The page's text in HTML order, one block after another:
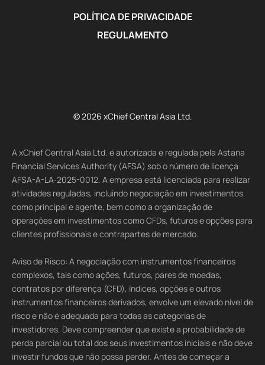
POLÍTICA DE PRIVACIDADE
REGULAMENTO
© 2026 xChief Central Asia Ltd.
A xChief Central Asia Ltd. é autorizada e regulada pela Astana
Financial Services Authority (AFSA) sob o número de licença
AFSA-A-LA-2025-0012. A empresa está licenciada para realizar
atividades reguladas, incluindo negociação em investimentos
como principal e agente, bem como a organização de
operações em investimentos como CFDs, futuros e opções para
clientes profissionais e contrapartes de mercado.
Aviso de Risco: A negociação com instrumentos financeiros
complexos, tais como ações, futuros, pares de moedas,
contratos por diferença (CFD), índices, opções e outros
instrumentos financeiros derivados, envolve um elevado nível de
risco e não é adequada para todas as categorias de
investidores. Deve compreender que existe a probabilidade de
perda parcial ou total dos seus investimentos iniciais e não deve
investir fundos que não possa perder. Antes de começar a